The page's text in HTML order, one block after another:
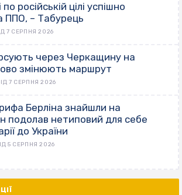
російській цілі успішно
ППО, – Табурець
7 СЕРПНЯ 2026
через Черкащину на
змінюють маршрут
7 СЕРПНЯ 2026
Берліна знайшли на
подолав нетиповий для себе
до України
5 СЕРПНЯ 2026